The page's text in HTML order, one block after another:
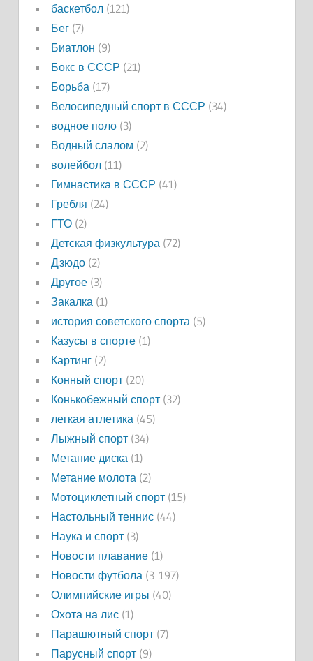
баскетбол(121)
Бег(7)
Биатлон (9)
Бокс в СССР (21)
Борьба (17)
Велосипедный спорт в СССР (34)
водное поло(3)
Водный слалом (2)
волейбол(11)
Гимнастика в СССР (41)
Гребля (24)
ГТО(2)
Детская физкультура (72)
Дзюдо(2)
Другое(3)
Закалка (1)
история советского спорта (5)
Казусы в спорте(1)
Картинг(2)
Конный спорт(20)
Конькобежный спорт(32)
легкая атлетика (45)
Лыжный спорт(34)
Метание диска (1)
Метание молота (2)
Мотоциклетный спорт(15)
Настольный теннис(44)
Наука и спорт(3)
Новости плавание(1)
Новости футбола (3 197)
Олимпийские игры (40)
Охота на лис(1)
Парашютный спорт(7)
Парусный спорт(9)